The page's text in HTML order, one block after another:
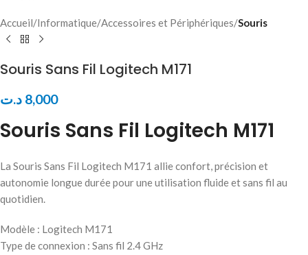
Accueil Informatique Accessoires et Périphériques Souris
Souris Sans Fil Logitech M171
8,000 د.ت
Souris Sans Fil Logitech M171
La Souris Sans Fil Logitech M171 allie confort, précision et
autonomie longue durée pour une utilisation fluide et sans fil au
quotidien.
Modèle : Logitech M171
Type de connexion : Sans fil 2.4 GHz